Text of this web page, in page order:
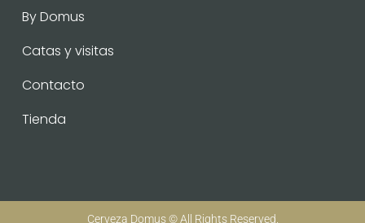
By Domus
Catas y visitas
Contacto
Tienda
Cerveza Domus © All Rights Reserved.